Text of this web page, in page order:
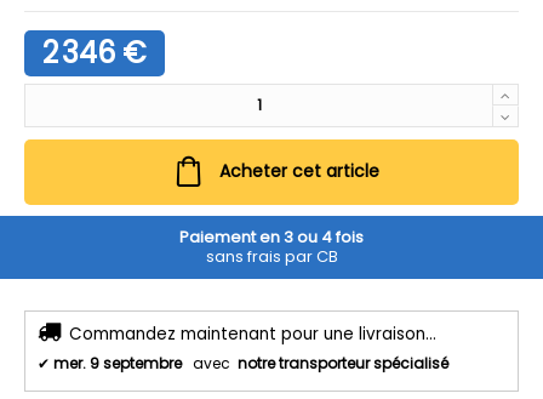
2 346 €
Acheter cet article
Paiement en 3 ou 4 fois
sans frais par CB
Commandez maintenant pour une livraison...
✔ mer. 9 septembre avec notre transporteur spécialisé